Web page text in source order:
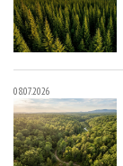
08.07.2026